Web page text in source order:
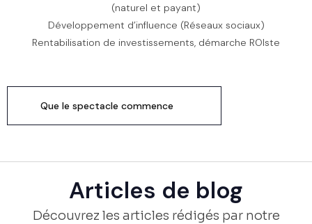
(naturel et payant)
Développement d’influence (Réseaux sociaux)
Rentabilisation de investissements, démarche ROIste
Que le spectacle commence
Articles de blog
Découvrez les articles rédigés par notre